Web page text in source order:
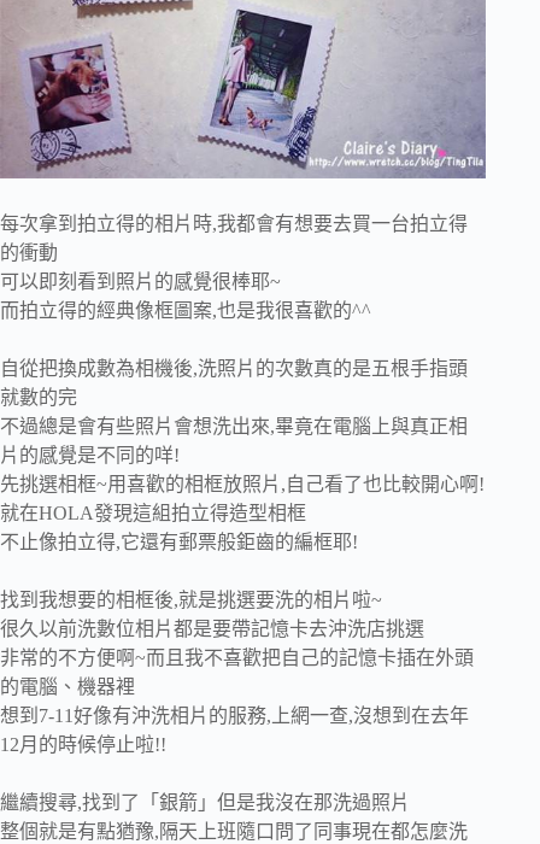
每次拿到拍立得的相片時,我都會有想要去買一台拍立得
的衝動
可以即刻看到照片的感覺很棒耶~
而拍立得的經典像框圖案,也是我很喜歡的^^
自從把換成數為相機後,洗照片的次數真的是五根手指頭
就數的完
不過總是會有些照片會想洗出來,畢竟在電腦上與真正相
片的感覺是不同的咩!
先挑選相框~用喜歡的相框放照片,自己看了也比較開心啊!
就在HOLA發現這組拍立得造型相框
不止像拍立得,它還有郵票般鉅齒的編框耶!
找到我想要的相框後,就是挑選要洗的相片啦~
很久以前洗數位相片都是要帶記憶卡去沖洗店挑選
非常的不方便啊~而且我不喜歡把自己的記憶卡插在外頭
的電腦、機器裡
想到7-11好像有沖洗相片的服務,上網一查,沒想到在去年
12月的時候停止啦!!
繼續搜尋,找到了「銀箭」但是我沒在那洗過照片
整個就是有點猶豫,隔天上班隨口問了同事現在都怎麼洗